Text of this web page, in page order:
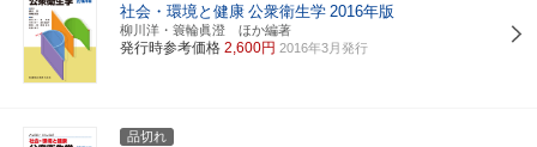
社会・環境と健康 公衆衛生学 2016年版
柳川洋・簑輪眞澄 ほか編著
発行時参考価格 2,600円 2016年3月発行
品切れ